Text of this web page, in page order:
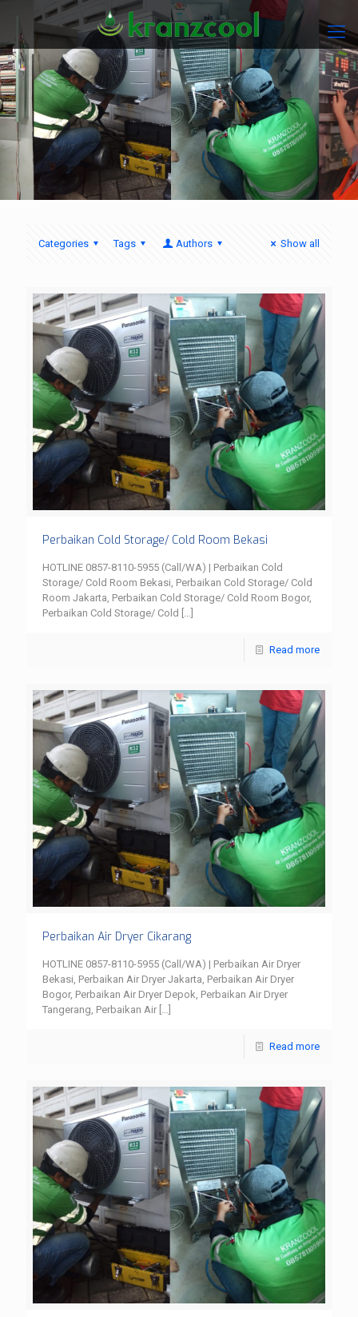
Categories Tags Authors Show all
Perbaikan Cold Storage/ Cold Room Bekasi
HOTLINE 0857-8110-5955 (Call/WA) | Perbaikan Cold
Storage/ Cold Room Bekasi, Perbaikan Cold Storage/ Cold
Room Jakarta, Perbaikan Cold Storage/ Cold Room Bogor,
Perbaikan Cold Storage/ Cold
Read more
Perbaikan Air Dryer Cikarang
HOTLINE 0857-8110-5955 (Call/WA) | Perbaikan Air Dryer
Bekasi, Perbaikan Air Dryer Jakarta, Perbaikan Air Dryer
Bogor, Perbaikan Air Dryer Depok, Perbaikan Air Dryer
Tangerang, Perbaikan Air
Read more